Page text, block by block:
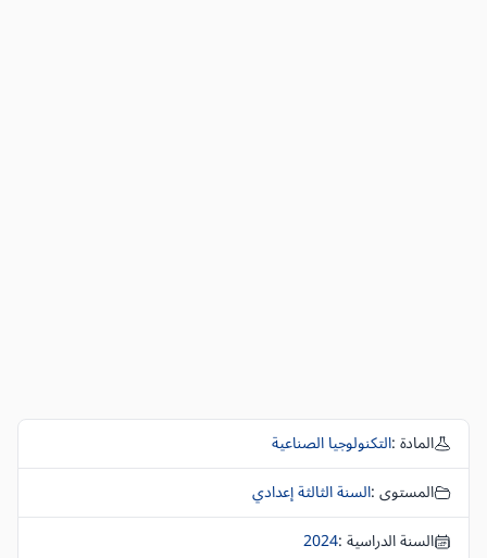
المادة :التكنولوجيا الصناعية
المستوى :السنة الثالثة إعدادي
السنة الدراسية :2024